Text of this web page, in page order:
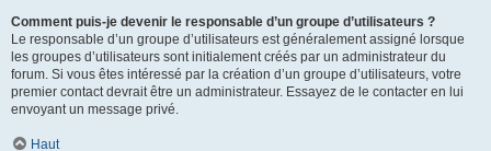
Comment puis-je devenir le responsable d’un groupe d’utilisateurs ?
Le responsable d’un groupe d’utilisateurs est généralement assigné lorsque
les groupes d’utilisateurs sont initialement créés par un administrateur du
forum. Si vous êtes intéressé par la création d’un groupe d’utilisateurs, votre
premier contact devrait être un administrateur. Essayez de le contacter en lui
envoyant un message privé.
Haut